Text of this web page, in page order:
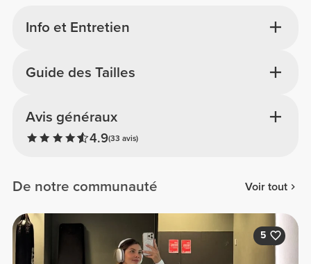
Info et Entretien
Avis généraux
4.9(33 avis)
Guide des Tailles
De notre communauté Voir tout
5